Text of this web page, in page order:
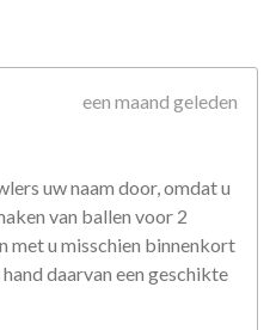
een maand geleden
uw naam door, omdat u
van ballen voor 2
met u misschien binnenkort
daarvan een geschikte